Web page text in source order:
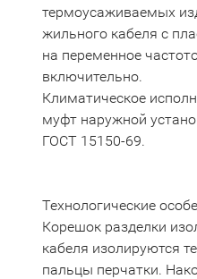
термоусаживаемых
жильного кабеля с
на переменное
включительно.
Климатическое
муфт наружной
ГОСТ 15150-69.
Технологические
Корешок разделки
кабеля изолируются
пальцы перчатки.